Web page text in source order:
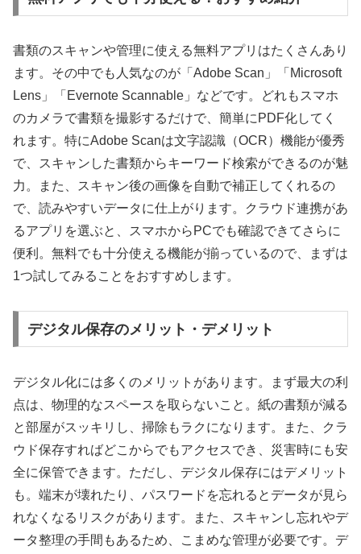
書類のスキャンや管理に使える無料アプリはたくさんあり
ます。その中でも人気なのが「Adobe Scan」「Microsoft
Lens」「Evernote Scannable」などです。どれもスマホ
のカメラで書類を撮影するだけで、簡単にPDF化してく
れます。特にAdobe Scanは文字認識（OCR）機能が優秀
で、スキャンした書類からキーワード検索ができるのが魅
力。また、スキャン後の画像を自動で補正してくれるの
で、読みやすいデータに仕上がります。クラウド連携があ
るアプリを選ぶと、スマホからPCでも確認できてさらに
便利。無料でも十分使える機能が揃っているので、まずは
1つ試してみることをおすすめします。
デジタル保存のメリット・デメリット
デジタル化には多くのメリットがあります。まず最大の利
点は、物理的なスペースを取らないこと。紙の書類が減る
と部屋がスッキリし、掃除もラクになります。また、クラ
ウド保存すればどこからでもアクセスでき、災害時にも安
全に保管できます。ただし、デジタル保存にはデメリット
も。端末が壊れたり、パスワードを忘れるとデータが見ら
れなくなるリスクがあります。また、スキャンし忘れやデ
ータ整理の手間もあるため、こまめな管理が必要です。デ